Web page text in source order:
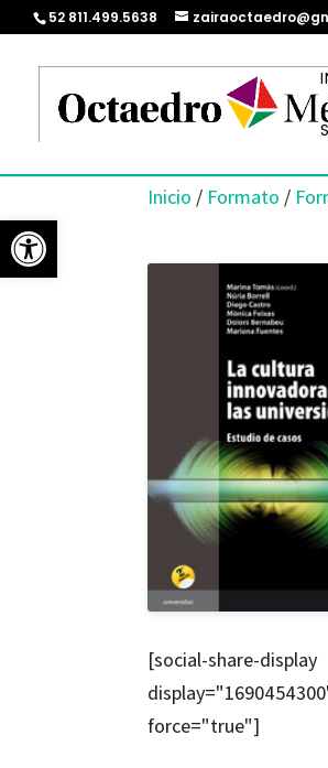
Abrir barra de herramientas
52 811.499.5638
Inicio / Formato /
[social-share-display
force="true"]